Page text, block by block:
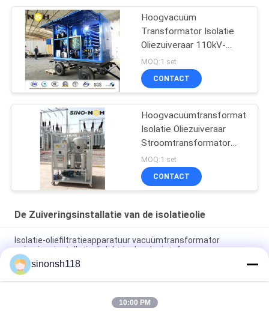
Hoogvacuüm
Transformator Isolatie
Oliezuiveraar 110kV-
500kV
Voedingstransformator
Onderhoudssysteem
MOQ:1 set
CONTACT
Hoogvacuümtransformator
Isolatie Oliezuiveraar
Stroomtransformator
Onderhoud
Behandelingssysteem
MOQ:1 set
CONTACT
De Zuiveringsinstallatie van de isolatieolie
Isolatie-oliefiltratieapparatuur vacuümtransformator
zuiveringsinstallatie dielektrische vloeistof
Afvaltransformator Oliezuivering Reinigingsmachine Trace
water verwijdering Isolatie Vloeistofbehandeling
Mobiele eenheid Isolatie Olie zuiveringsmiddel Precision
sinonsh118
10:00 PM